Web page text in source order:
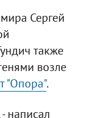
Сергей
также
возле
"Опора".
написал